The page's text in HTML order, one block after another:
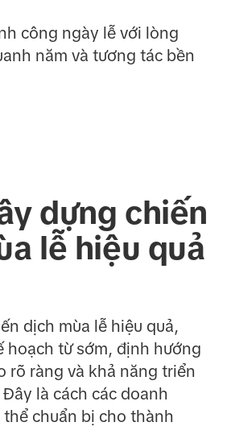
công ngày lễ với lòng
năm và tương tác bền
dựng chiến
lễ hiệu quả
dịch mùa lễ hiệu quả,
hoạch từ sớm, định hướng
rõ ràng và khả năng triển
là cách các doanh
chuẩn bị cho thành